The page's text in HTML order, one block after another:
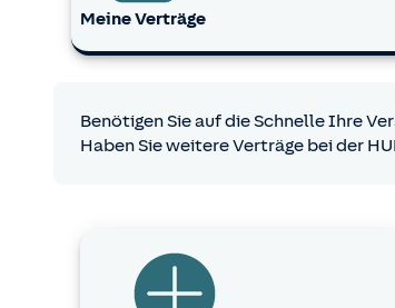
Meine Verträge
Benötigen Sie auf die Schnelle Ihre
Haben Sie weitere Verträge bei der